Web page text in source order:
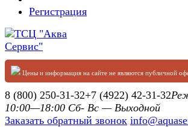
Регистрация
Цены и информация на сайте не являются публичной
8 (800) 250-31-32+7 (4922) 42-31-32
10:00—18:00 Сб- Вс — Выходной
Заказать обратный звонок